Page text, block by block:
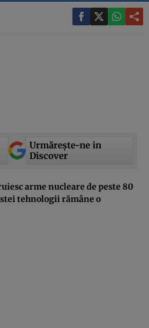
Urmărește-ne in
Discover
arme nucleare de peste 80
tehnologii rămâne o